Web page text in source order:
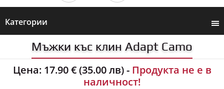
Категории
Мъжки къс клин Adapt Camo
Цена: 17.90 € (35.00 лв)- Продукта не е в
наличност!